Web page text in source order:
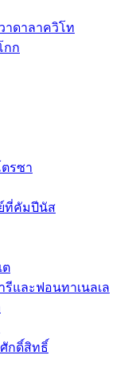
ดาลาควิโท
กก
รซา
ที่คัมปีนัส
ต
และฟอนทาเนลเล
กดิ์สิทธิ์